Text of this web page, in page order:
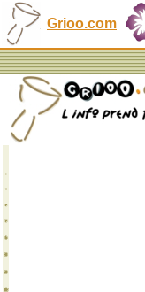
Grioo.com